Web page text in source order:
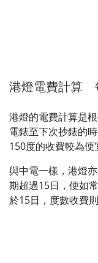
港燈電費計算
港燈的電費計算是
電錶至下次抄錶的
150度的收費較為便
與中電一樣，港燈
期超過15日，便如
於15日，度數收費則